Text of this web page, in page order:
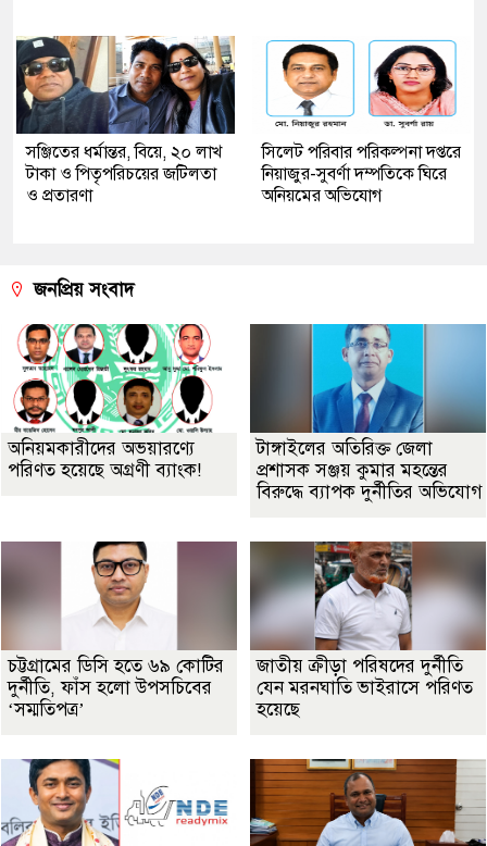
সঞ্জিতের ধর্মান্তর, বিয়ে, ২০ লাখ
টাকা ও পিতৃপরিচয়ের জটিলতা
ও প্রতারণা
সিলেট পরিবার পরিকল্পনা দপ্তরে
নিয়াজুর-সুবর্ণা দম্পতিকে ঘিরে
অনিয়মের অভিযোগ
জনপ্রিয় সংবাদ
অনিয়মকারীদের অভয়ারণ্যে
পরিণত হয়েছে অগ্রণী ব্যাংক!
টাঙ্গাইলের অতিরিক্ত জেলা
প্রশাসক সঞ্জয় কুমার মহন্তের
বিরুদ্ধে ব্যাপক দুর্নীতির অভিযোগ
চট্টগ্রামের ডিসি হতে ৬৯ কোটির
দুর্নীতি, ফাঁস হলো উপসচিবের
‘সম্মতিপত্র’
জাতীয় ক্রীড়া পরিষদের দুর্নীতি
যেন মরনঘাতি ভাইরাসে পরিণত
হয়েছে